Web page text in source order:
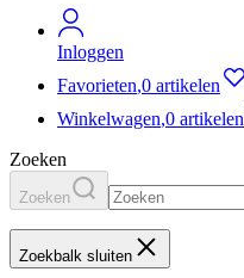
Inloggen
Favorieten,0 artikelen
Winkelwagen,0 artikelen
Zoeken
Zoeken
Zoekbalk sluiten